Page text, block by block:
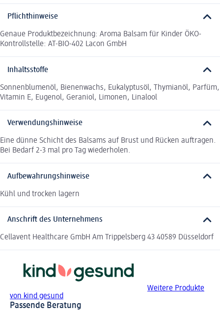
Pflichthinweise
Genaue Produktbezeichnung: Aroma Balsam für Kinder ÖKO-
Kontrollstelle: AT-BIO-402 Lacon GmbH
Inhaltsstoffe
Sonnenblumenöl, Bienenwachs, Eukalyptusöl, Thymianöl, Parfüm,
Vitamin E, Eugenol, Geraniol, Limonen, Linalool
Verwendungshinweise
Eine dünne Schicht des Balsams auf Brust und Rücken auftragen.
Bei Bedarf 2-3 mal pro Tag wiederholen.
Aufbewahrungshinweise
Kühl und trocken lagern
Anschrift des Unternehmens
Cellavent Healthcare GmbH Am Trippelsberg 43 40589 Düsseldorf
Weitere Produkte
von kind gesund
Passende Beratung